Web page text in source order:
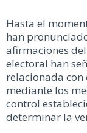
Hasta el
han
afirmaciones
electoral han
relacionada con
mediante los
control
determinar la